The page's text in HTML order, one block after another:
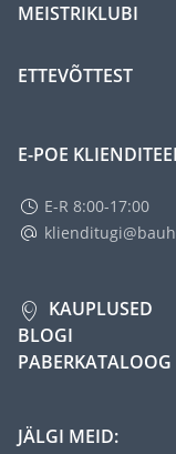
MEISTRIKLUBI
ETTEVÕTTEST
E-POE
E-R 8:00-17:00
KAUPLUSED
BLOGI
PABERKATALOOG
JÄLGI MEID: